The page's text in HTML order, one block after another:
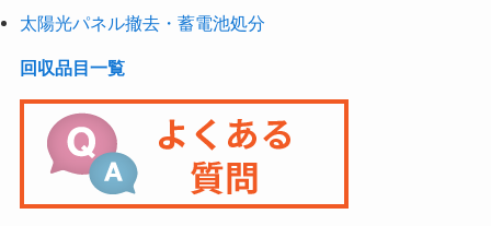
太陽光パネル撤去・蓄電池処分
回収品目一覧